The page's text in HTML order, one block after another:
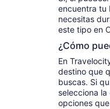
encuentra tu
necesitas
este tipo en
¿Cómo
En
destino que
buscas. Si
selecciona
opciones